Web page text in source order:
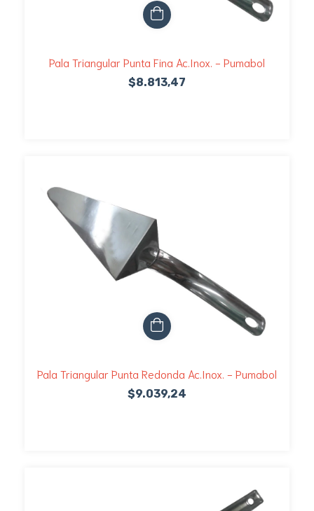
Pala Triangular Punta Fina Ac.Inox. - Pumabol
$8.813,47
Pala Triangular Punta Redonda Ac.Inox. - Pumabol
$9.039,24